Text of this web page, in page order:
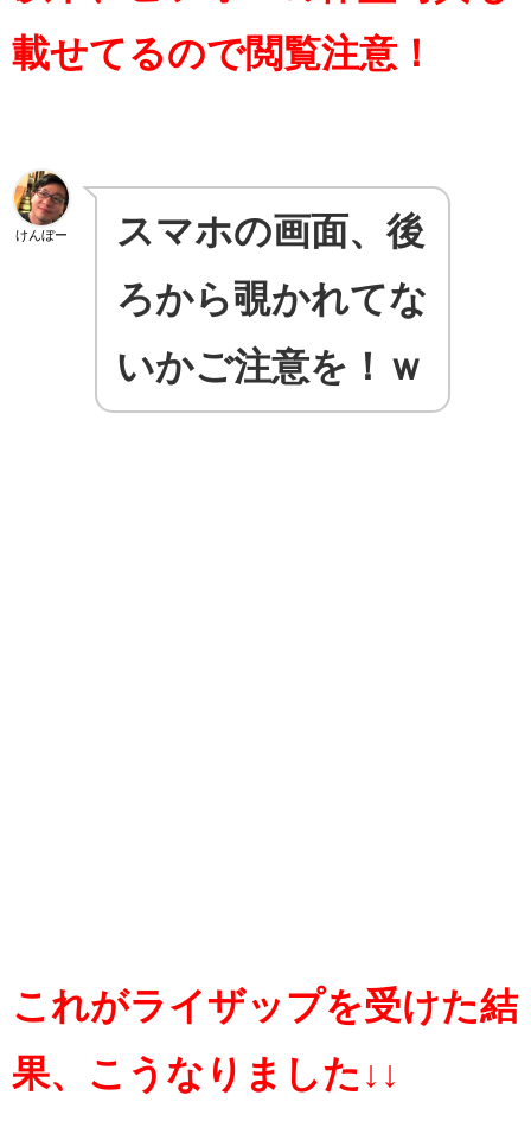
載せてるので閲覧注意！
けんぼー
スマホの画面、後
ろから覗かれてな
いかご注意を！ｗ
これがライザップを受けた結
果、こうなりました↓↓